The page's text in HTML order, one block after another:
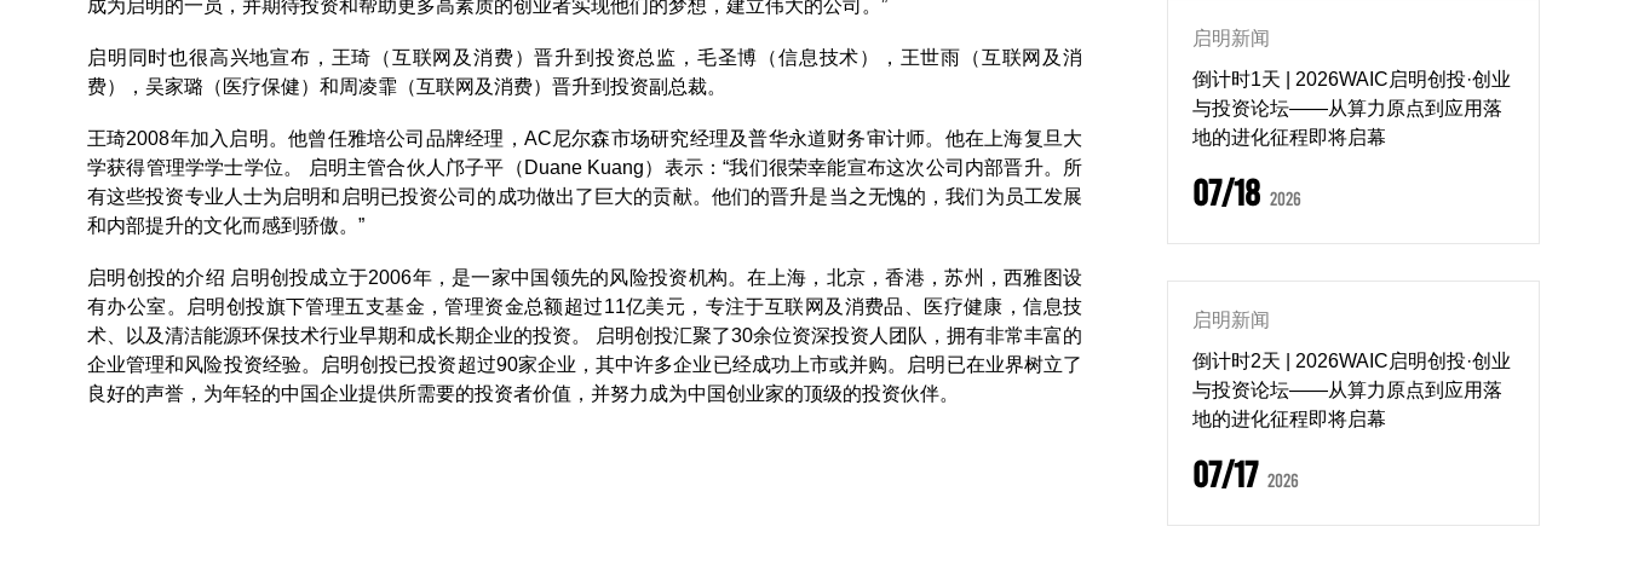
成为启明的一员，并期待投资和帮助更多高素质的创业者实现他们的梦想，建立伟大的公司。”
启明同时也很高兴地宣布，王琦（互联网及消费）晋升到投资总监，毛圣博（信息技术），王世雨（互联网及消
费），吴家璐（医疗保健）和周凌霏（互联网及消费）晋升到投资副总裁。
王琦2008年加入启明。他曾任雅培公司品牌经理，AC尼尔森市场研究经理及普华永道财务审计师。他在上海复旦大
学获得管理学学士学位。 启明主管合伙人邝子平（Duane Kuang）表示：“我们很荣幸能宣布这次公司内部晋升。所
有这些投资专业人士为启明和启明已投资公司的成功做出了巨大的贡献。他们的晋升是当之无愧的，我们为员工发展
和内部提升的文化而感到骄傲。”
启明创投的介绍 启明创投成立于2006年，是一家中国领先的风险投资机构。在上海，北京，香港，苏州，西雅图设
有办公室。启明创投旗下管理五支基金，管理资金总额超过11亿美元，专注于互联网及消费品、医疗健康，信息技
术、以及清洁能源环保技术行业早期和成长期企业的投资。 启明创投汇聚了30余位资深投资人团队，拥有非常丰富的
企业管理和风险投资经验。启明创投已投资超过90家企业，其中许多企业已经成功上市或并购。启明已在业界树立了
良好的声誉，为年轻的中国企业提供所需要的投资者价值，并努力成为中国创业家的顶级的投资伙伴。
启明新闻
倒计时1天 | 2026WAIC启明创投·创业
与投资论坛——从算力原点到应用落
地的进化征程即将启幕
07/18 2026
启明新闻
倒计时2天 | 2026WAIC启明创投·创业
与投资论坛——从算力原点到应用落
地的进化征程即将启幕
07/17 2026